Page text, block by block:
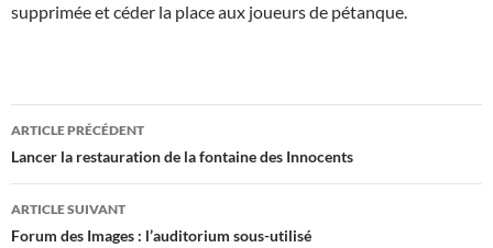
supprimée et céder la place aux joueurs de pétanque.
Navigation
des
articles
ARTICLE PRÉCÉDENT
Lancer la restauration de la fontaine des Innocents
ARTICLE SUIVANT
Forum des Images : l’auditorium sous-utilisé